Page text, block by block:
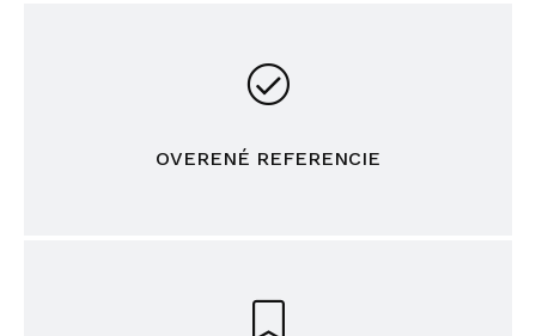
OVERENÉ REFERENCIE